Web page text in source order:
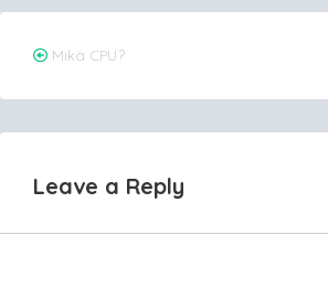
Post
navigation
Mikä CPU?
Leave a Reply